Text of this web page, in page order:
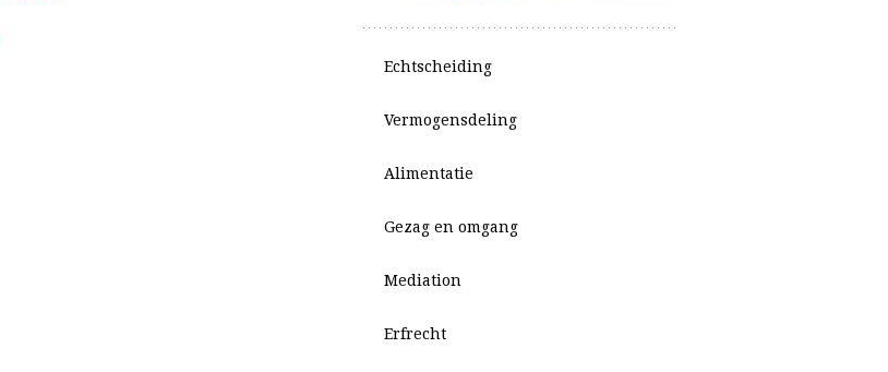
Echtscheiding
Vermogensdeling
Alimentatie
Gezag en omgang
Mediation
Erfrecht